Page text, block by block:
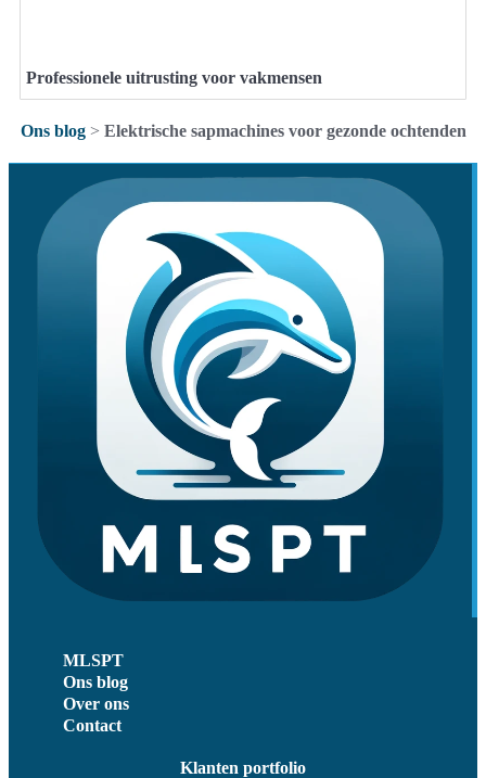
Professionele uitrusting voor vakmensen
Ons blog> Elektrische sapmachines voor gezonde ochtenden
MLSPT
Ons blog
Over ons
Contact
Klanten portfolio